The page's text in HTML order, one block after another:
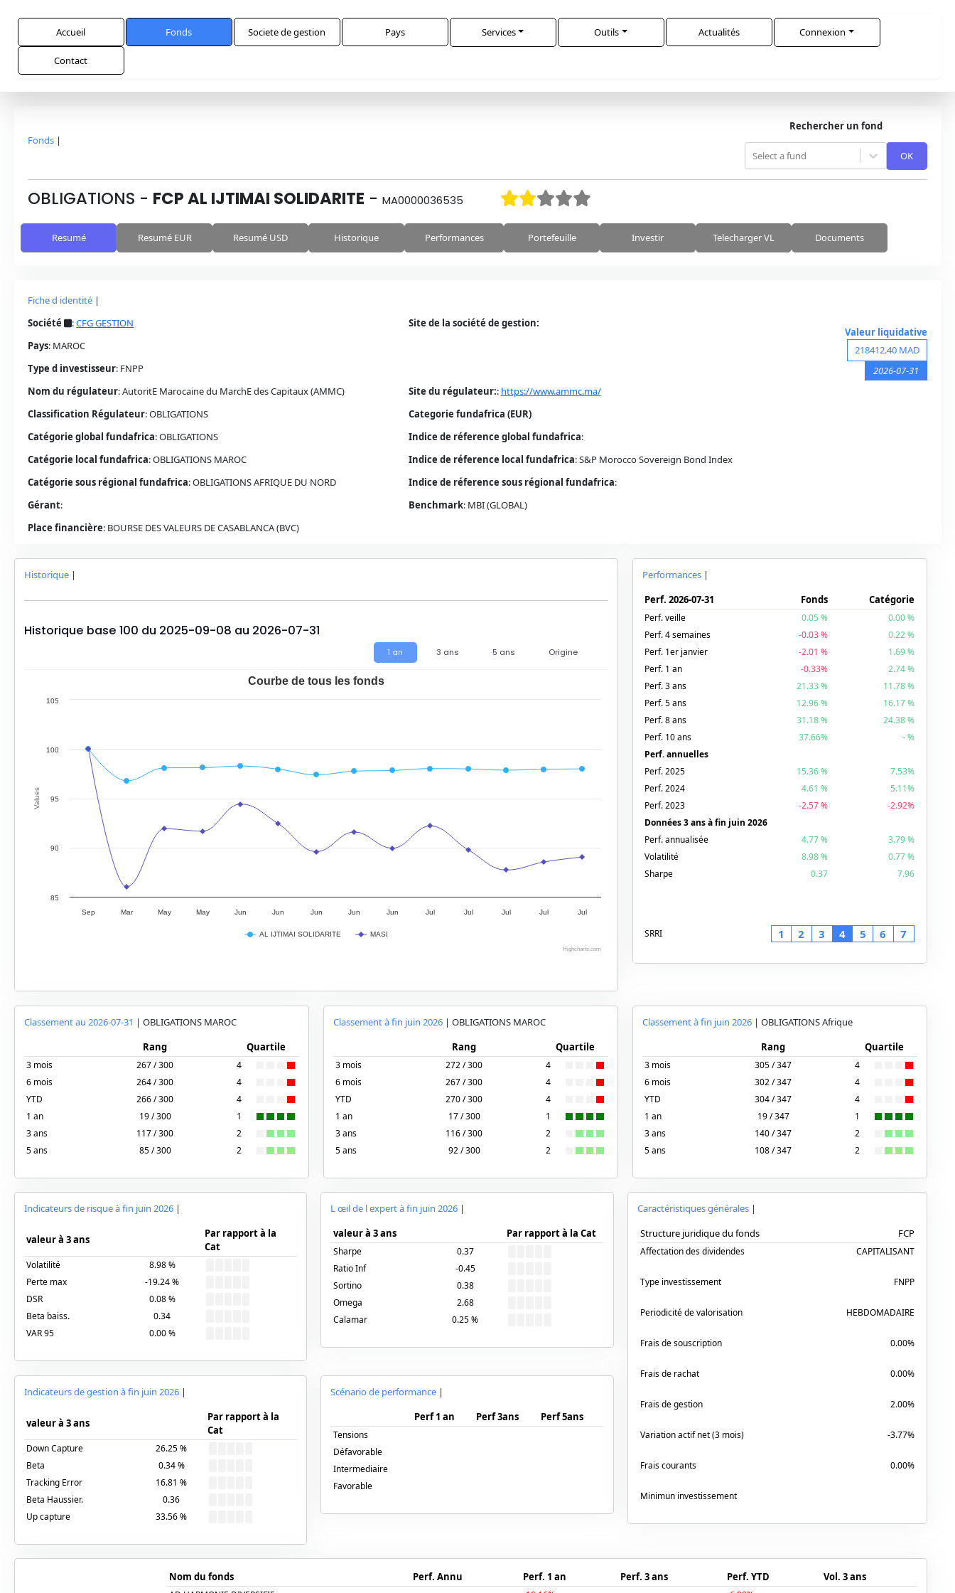
Accueil Fonds Societe de gestion Pays Services Outils Actualités Connexion
Contact
Fonds |
Rechercher un fond
Select a fund OK
OBLIGATIONS - FCP AL IJTIMAI SOLIDARITE - MA0000036535
Resumé Resumé EUR Resumé USD Historique Performances Portefeuille Investir Telecharger VL Documents
Fiche d identité |
Société
:CFG GESTION
Pays: MAROC
Type d investisseur: FNPP
Nom du régulateur:AutoritE Marocaine du MarchE des Capitaux (AMMC)
Classification Régulateur:OBLIGATIONS
Catégorie global fundafrica:OBLIGATIONS
Catégorie local fundafrica:OBLIGATIONS MAROC
Catégorie sous régional fundafrica:OBLIGATIONS AFRIQUE DU NORD
Gérant:
Place financière: BOURSE DES VALEURS DE CASABLANCA (BVC)
Site de la société de gestion:
Site du régulateur:: https://www.ammc.ma/
Categorie fundafrica (EUR)
Indice de réference global fundafrica:
Indice de réference local fundafrica:S&P Morocco Sovereign Bond Index
Indice de réference sous régional fundafrica:
Benchmark: MBI (GLOBAL)
Valeur liquidative
218412.40 MAD
2026-07-31
Historique |
Historique base 100 du 2025-09-08 au 2026-07-31
1 an 3 ans 5 ans Origine
Values
Courbe de tous les fonds
AL IJTIMAI SOLIDARITE MASI
85
90
95
100
105
Sep Mar May May Jun Jun Jun Jun Jun Jul Jul Jul Jul Jul
Highcharts.com
Performances|
Perf.2026-07-31 Fonds Catégorie
Perf. veille 0.05 % 0.00%
Perf. 4 semaines
-0.03% 0.22%
Perf. 1er janvier
-2.01 % 1.69%
Perf. 1 an
-0.33% 2.74%
Perf. 3 ans
21.33% 11.78%
Perf. 5 ans
12.96% 16.17%
Perf. 8 ans
31.18% 24.38%
Perf. 10 ans
37.66% -%
Perf. annuelles
Perf.2025 15.36%
7.53%
Perf.2024 4.61 %
5.11%
Perf.2023 -2.57%
-2.92%
Données 3 ans à fin juin 2026
Perf. annualisée
4.77% 3.79%
Volatilité
8.98% 0.77%
Sharpe
0.37 7.96
SRRI 1 2 3 4 5 6 7
Classement au 2026-07-31 | OBLIGATIONS MAROC
Rang
Quartile
3 mois 267 / 300
4
6 mois
264 / 300
4
YTD
266 / 300
4
1 an
19 / 300
1
3 ans
117 / 300
2
5 ans
85 / 300 2
Classement à fin juin 2026| OBLIGATIONS MAROC
Rang
Quartile
3 mois 272 / 300
4
6 mois
267 / 300
4
YTD
270 / 300
4
1 an
17 / 300
1
3 ans
116 / 300
2
5 ans
92 / 300 2
Classement à fin juin 2026| OBLIGATIONSAfrique
Rang
Quartile
3 mois 305 / 347
4
6 mois
302 / 347
4
YTD
304 / 347
4
1 an
19 / 347
1
3 ans
140 / 347
2
5 ans
108 / 347 2
Indicateurs de risque à fin juin 2026|
valeur à 3 ans
Par rapport à la
Cat
Volatilité 8.98%
Perte max
-19.24%
DSR
0.08%
Beta baiss.
0.34
VAR 95
0.00%
L œil de l expert à fin juin 2026 |
valeur à 3 ans
Par rapport à la Cat
Sharpe
0.37
Ratio Inf
-0.45
Sortino
0.38
Omega
2.68
Calamar
0.25%
Indicateurs de gestion à fin juin 2026|
valeur à 3 ans
Par rapport à la
Cat
Down Capture 26.25%
Beta
0.34%
Tracking Error
16.81 %
Beta Haussier.
0.36
Up capture
33.56%
Scénario de performance |
Perf 1 an
Perf 3ans Perf 5ans
Tensions
Défavorable
Intermediaire
Favorable
Caractéristiques générales |
Structure juridique du fonds
FCP
Affectation des dividendes CAPITALISANT
Type investissement FNPP
Periodicité de valorisation HEBDOMADAIRE
Frais de souscription 0.00%
Frais de rachat 0.00%
Frais de gestion 2.00%
Variation actif net (3 mois) -3.77%
Frais courants 0.00%
Minimun investissement
Nom du fonds Perf. Annu Perf. 1 an Perf. 3 ans Perf. YTD Vol. 3 ans